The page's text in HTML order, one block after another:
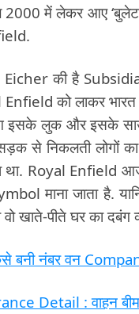
2000 में लेकर आए
की है
Enfield को लाकर
इसके लुक और इसके
से निकलती लोगों
था. Royal Enfield
माना जाता है.
खाते-पीते घर का दबंग
बनी नंबर वन
Detail : वाहन